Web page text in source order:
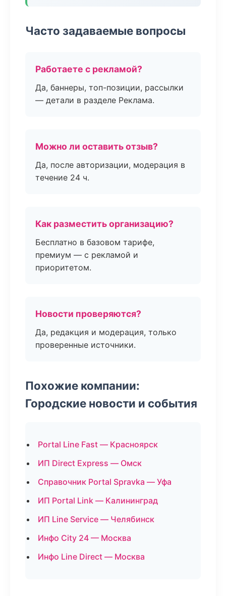
Часто задаваемые вопросы
Работаете с рекламой?
Да, баннеры, топ-позиции, рассылки
— детали в разделе Реклама.
Можно ли оставить отзыв?
Да, после авторизации, модерация в
течение 24 ч.
Как разместить организацию?
Бесплатно в базовом тарифе,
премиум — с рекламой и
приоритетом.
Новости проверяются?
Да, редакция и модерация, только
проверенные источники.
Похожие компании:
Городские новости и события
Portal Line Fast — Красноярск
ИП Direct Express — Омск
Справочник Portal Spravka — Уфа
ИП Portal Link — Калининград
ИП Line Service — Челябинск
Инфо City 24 — Москва
Инфо Line Direct — Москва